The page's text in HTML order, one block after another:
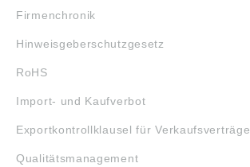
Firmenchronik
Hinweisgeberschutzgesetz
RoHS
Import- und Kaufverbot
Exportkontrollklausel für Verkaufsverträge
Qualitätsmanagement